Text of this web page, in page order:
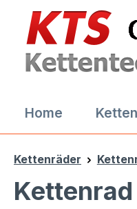
Hauptinhalt springen
Zur Suche springen
Zur Hauptnavigation
Home Ketten
Kettenräder